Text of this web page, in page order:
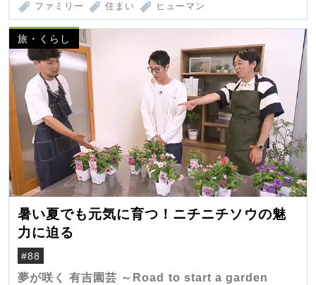
ファミリー 住まい ヒューマン
旅・くらし
暑い夏でも元気に育つ！ニチニチソウの魅
力に迫る
#88
夢が咲く 有吉園芸 ～Road to start a garden